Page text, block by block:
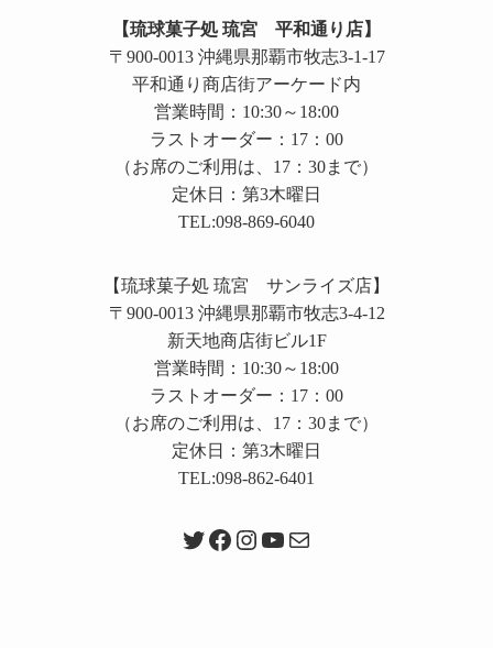
【琉球菓子処 琉宮 平和通り店】
〒900-0013 沖縄県那覇市牧志3-1-17
平和通り商店街アーケード内
営業時間：10:30～18:00
ラストオーダー：17：00
（お席のご利用は、17：30まで）
定休日：第3木曜日
TEL:098-869-6040
【琉球菓子処 琉宮 サンライズ店】
〒900-0013 沖縄県那覇市牧志3-4-12
新天地商店街ビル1F
営業時間：10:30～18:00
ラストオーダー：17：00
（お席のご利用は、17：30まで）
定休日：第3木曜日
TEL:098-862-6401
Twitter
Facebook
Instagram
YouTube
メール